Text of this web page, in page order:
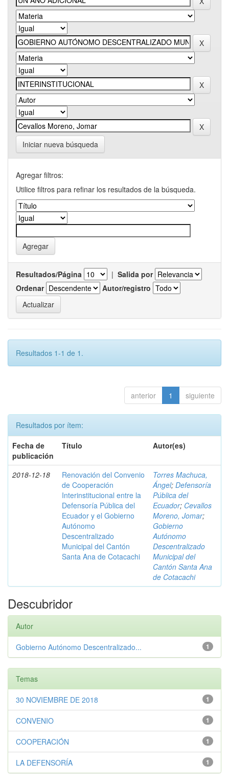
Iniciar nueva búsqueda
Agregar filtros:
Utilice filtros para refinar los resultados de la búsqueda.
Resultados/Página | Salida por
Ordenar
Autor/registro
Resultados 1-1 de 1.
anterior 1 siguiente
Resultados por ítem:
Fecha de
publicación
Título Autor(es)
2018-12-18
Renovación del Convenio
de Cooperación
Interinstitucional entre la
Defensoría Pública del
Ecuador y el Gobierno
Autónomo
Descentralizado
Municipal del Cantón
Santa Ana de Cotacachi
Torres Machuca,
Ángel; Defensoría
Pública del
Ecuador; Cevallos
Moreno, Jomar;
Gobierno
Autónomo
Descentralizado
Municipal del
Cantón Santa Ana
de Cotacachi
Descubridor
Autor
1
Gobierno Autónomo Descentralizado...
Temas
1
30 NOVIEMBRE DE 2018
1
CONVENIO
1
COOPERACIÓN
1
LA DEFENSORÍA